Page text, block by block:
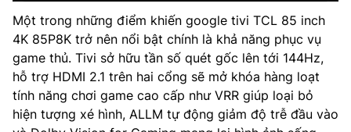
Một trong những điểm khiến google tivi TCL 85 inch
4K 85P8K trở nên nổi bật chính là khả năng phục vụ
game thủ. Tivi sở hữu tần số quét gốc lên tới 144Hz,
hỗ trợ HDMI 2.1 trên hai cổng sẽ mở khóa hàng loạt
tính năng chơi game cao cấp như VRR giúp loại bỏ
hiện tượng xé hình, ALLM tự động giảm độ trễ đầu vào